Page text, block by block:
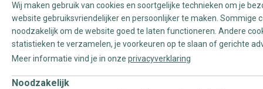
Wij maken gebruik van cookies en soortgelijke technieken om je
website gebruiksvriendelijker en persoonlijker te maken. Sommige
noodzakelijk om de website goed te laten functioneren. Andere
statistieken te verzamelen, je voorkeuren op te slaan of gerichte
Meer informatie vind je in onze privacyverklaring
Noodzakelijk